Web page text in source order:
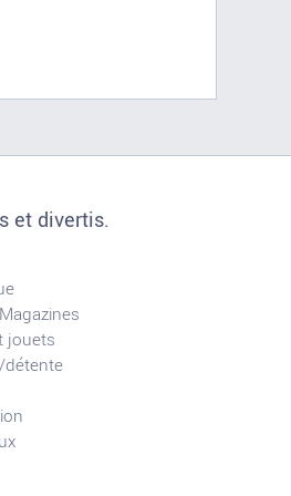
et divertis.
jouets